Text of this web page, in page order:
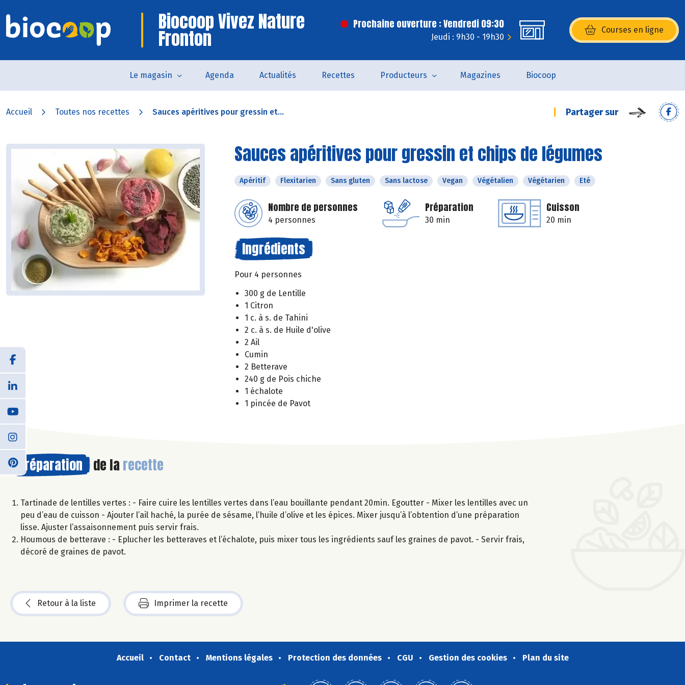
Biocoop Vivez Nature
Fronton
Prochaine ouverture : Vendredi 09:30
Jeudi : 9h30 - 19h30
Courses en ligne
(s’ouvre dans une nouvelle
Le magasin Agenda Actualités Recettes Producteurs Magazines Biocoop
Accueil Toutes nos recettes Sauces apéritives pour gressin et... Partager sur
Sauces apéritives pour gressin et chips de légumes
Apéritif Flexitarien Sans gluten Sans lactose Vegan Végétalien Végétarien Eté
Nombre de personnes
4 personnes
Préparation
30 min
Cuisson
20 min
Ingrédients
Pour 4 personnes
300 g de Lentille
1 Citron
1 c. à s. de Tahini
2 c. à s. de Huile d'olive
2 Ail
Cumin
2 Betterave
240 g de Pois chiche
1 échalote
1 pincée de Pavot
Préparation de la recette
Tartinade de lentilles vertes : - Faire cuire les lentilles vertes dans l’eau bouillante pendant 20min. Egoutter - Mixer les lentilles avec un
peu d’eau de cuisson - Ajouter l’ail haché, la purée de sésame, l’huile d’olive et les épices. Mixer jusqu’à l’obtention d’une préparation
lisse. Ajuster l’assaisonnement puis servir frais.
Houmous de betterave : - Eplucher les betteraves et l’échalote, puis mixer tous les ingrédients sauf les graines de pavot. - Servir frais,
décoré de graines de pavot.
Retour à la liste Imprimer la recette
Accueil Contact Mentions légales Protection des données CGU Gestion des cookies Plan du site